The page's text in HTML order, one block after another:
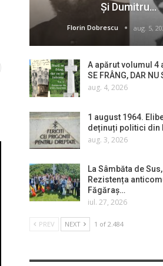
Și Dumitru…
Florin Dobrescu aug. 5,
A apărut volumul 4
SE FRÂNG, DAR
aug. 4, 2026
1 august 1964.
deținuți politici din
aug. 3, 2026
La Sâmbăta de
Rezistența
Făgăraș…
iul. 27, 2026
PREV NEXT 1 of 2.484